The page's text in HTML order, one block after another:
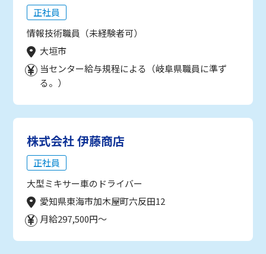
正社員
情報技術職員（未経験者可）
大垣市
当センター給与規程による（岐阜県職員に準ず
る。）
株式会社 伊藤商店
正社員
大型ミキサー車のドライバー
愛知県東海市加木屋町六反田12
月給297,500円～